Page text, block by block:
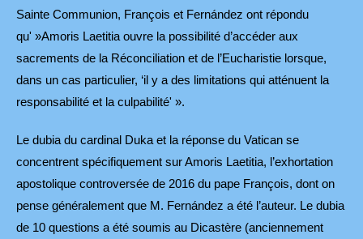
Sainte Communion, François et Fernández ont répondu
qu' »Amoris Laetitia ouvre la possibilité d’accéder aux
sacrements de la Réconciliation et de l’Eucharistie lorsque,
dans un cas particulier, ‘il y a des limitations qui atténuent la
responsabilité et la culpabilité' ».
Le dubia du cardinal Duka et la réponse du Vatican se
concentrent spécifiquement sur Amoris Laetitia, l’exhortation
apostolique controversée de 2016 du pape François, dont on
pense généralement que M. Fernández a été l’auteur. Le dubia
de 10 questions a été soumis au Dicastère (anciennement